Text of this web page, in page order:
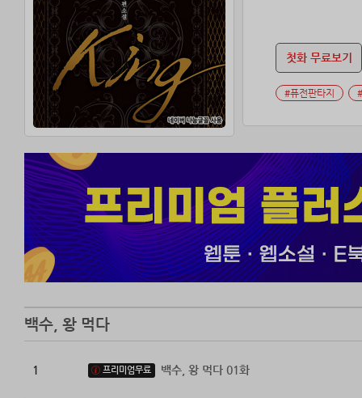
첫화 무료보기
#퓨전판타지
백수, 왕 먹다
1 프리미엄무료 백수, 왕 먹다 01화